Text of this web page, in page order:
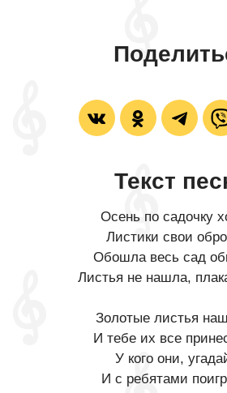
Текст
Осень по садочку
Листики свои
Обошла весь сад
Листья не нашла,
Золотые листья
И тебе их все
У кого они,
И с ребятами